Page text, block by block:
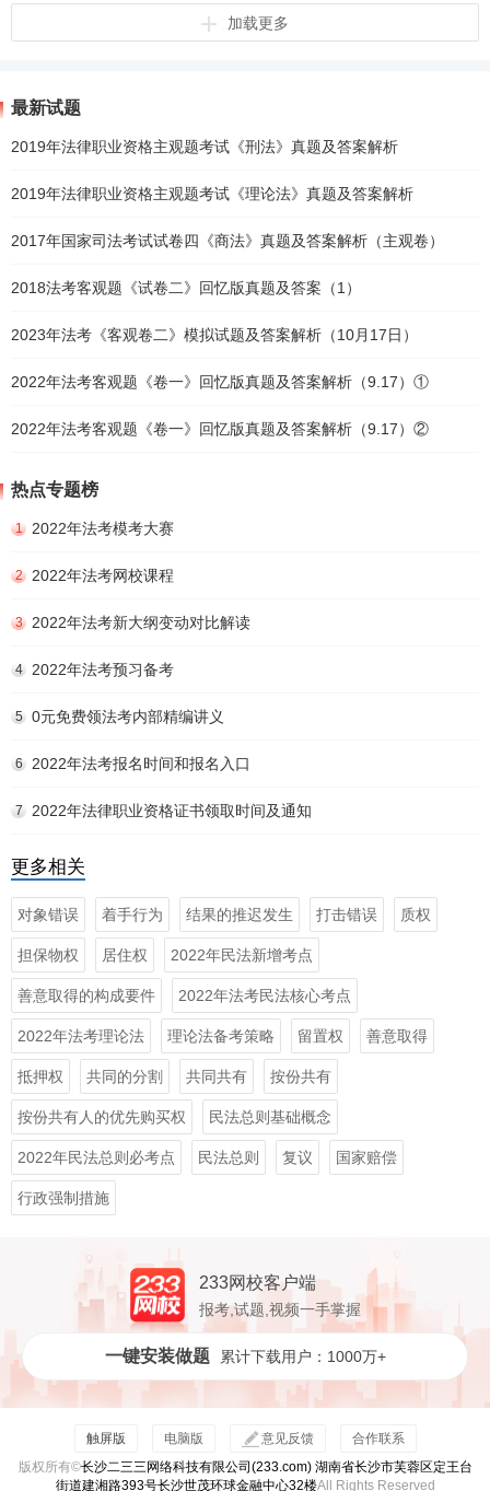
加载更多
最新试题
2019年法律职业资格主观题考试《刑法》真题及答案解析
2019年法律职业资格主观题考试《理论法》真题及答案解析
2017年国家司法考试试卷四《商法》真题及答案解析（主观卷）
2018法考客观题《试卷二》回忆版真题及答案（1）
2023年法考《客观卷二》模拟试题及答案解析（10月17日）
2022年法考客观题《卷一》回忆版真题及答案解析（9.17）①
2022年法考客观题《卷一》回忆版真题及答案解析（9.17）②
热点专题榜
1 2022年法考模考大赛
2 2022年法考网校课程
3 2022年法考新大纲变动对比解读
4 2022年法考预习备考
5 0元免费领法考内部精编讲义
6 2022年法考报名时间和报名入口
7 2022年法律职业资格证书领取时间及通知
更多相关
对象错误 着手行为 结果的推迟发生 打击错误 质权
担保物权 居住权 2022年民法新增考点
善意取得的构成要件 2022年法考民法核心考点
2022年法考理论法 理论法备考策略 留置权 善意取得
抵押权 共同的分割 共同共有 按份共有
按份共有人的优先购买权 民法总则基础概念
2022年民法总则必考点 民法总则 复议 国家赔偿
行政强制措施
233网校客户端
报考,试题,视频一手掌握
一键安装做题 累计下载用户：1000万+
触屏版 电脑版 意见反馈
合作联系
版权所有©长沙二三三网络科技有限公司(233.com) 湖南省长沙市芙蓉区定王台
街道建湘路393号长沙世茂环球金融中心32楼All Rights Reserved